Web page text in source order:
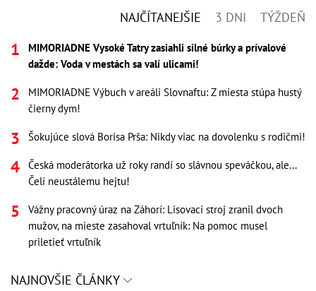
NAJČÍTANEJŠIE 3 DNI TÝŽDEŇ
MIMORIADNE Vysoké Tatry zasiahli silné búrky a prívalové
dažde: Voda v mestách sa valí ulicami!
MIMORIADNE Výbuch v areáli Slovnaftu: Z miesta stúpa hustý
čierny dym!
Šokujúce slová Borisa Prša: Nikdy viac na dovolenku s rodičmi!
Česká moderátorka už roky randí so slávnou speváčkou, ale...
Čelí neustálemu hejtu!
Vážny pracovný úraz na Záhorí: Lisovací stroj zranil dvoch
mužov, na mieste zasahoval vrtuľník: Na pomoc musel
priletieť vrtuľník
NAJNOVŠIE ČLÁNKY